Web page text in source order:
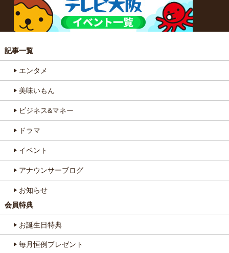
記事一覧
エンタメ
美味いもん
ビジネス&マネー
ドラマ
イベント
アナウンサーブログ
お知らせ
会員特典
お誕生日特典
毎月恒例プレゼント